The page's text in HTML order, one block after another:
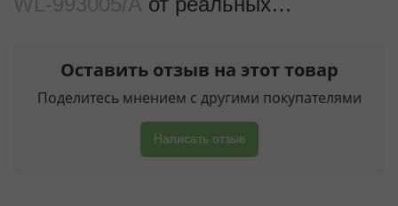
Оставить отзыв на этот товар
Поделитесь мнением с другими покупателями
Написать отзыв